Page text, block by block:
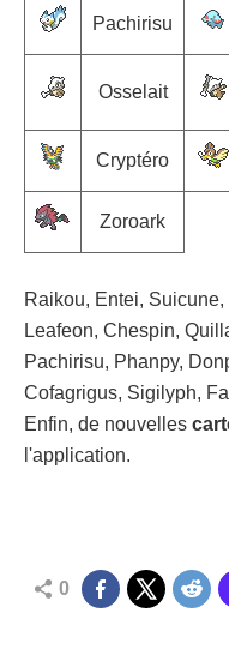
Pachirisu
Osselait
Cryptéro
Zoroark
Raikou, Entei,
Leafeon, Chespin,
Pachirisu, Phanpy,
Cofagrigus, Sigilyph,
Enfin, de nouvelles
l'application.
0